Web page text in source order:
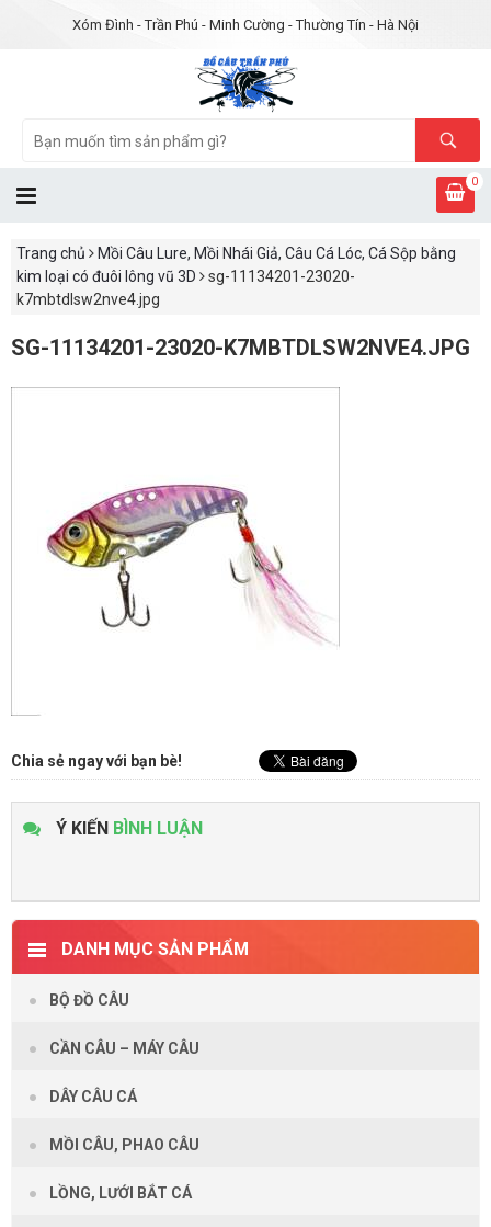
Xóm Đình - Trần Phú - Minh Cường - Thường Tín - Hà Nội
0
Trang chủ
Mồi Câu Lure, Mồi Nhái Giả, Câu Cá Lóc, Cá Sộp bằng
kim loại có đuôi lông vũ 3D
sg-11134201-23020-
k7mbtdlsw2nve4.jpg
SG-11134201-23020-K7MBTDLSW2NVE4.JPG
Chia sẻ ngay với bạn bè!
Ý KIẾN BÌNH LUẬN
DANH MỤC SẢN PHẨM
BỘ ĐỒ CÂU
CẦN CÂU – MÁY CÂU
DÂY CÂU CÁ
MỒI CÂU, PHAO CÂU
LỒNG, LƯỚI BẮT CÁ